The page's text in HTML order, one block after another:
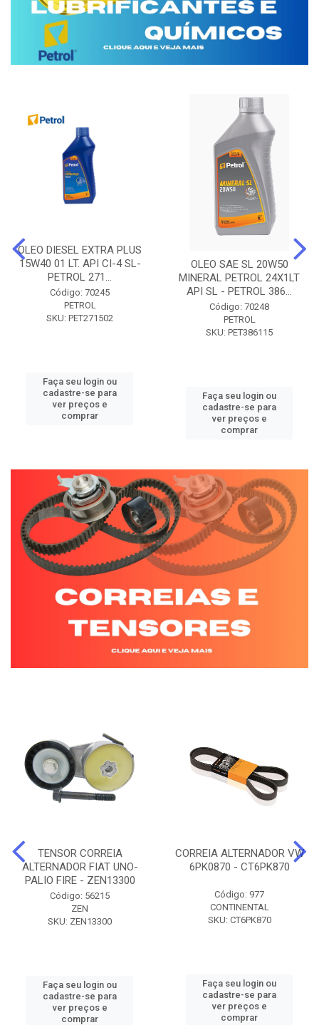
OLEO DIESEL EXTRA PLUS
15W40 01 LT. API CI-4 SL-
PETROL 271...
Código: 70245
PETROL
SKU: PET271502
Faça seu login ou
cadastre-se para
ver preços e
comprar
OLEO SAE SL 20W50
MINERAL PETROL 24X1LT
API SL - PETROL 386...
Código: 70248
PETROL
SKU: PET386115
Faça seu login ou
cadastre-se para
ver preços e
comprar
TENSOR CORREIA
ALTERNADOR FIAT UNO-
PALIO FIRE - ZEN13300
Código: 56215
ZEN
SKU: ZEN13300
Faça seu login ou
cadastre-se para
ver preços e
comprar
CORREIA ALTERNADOR VW
6PK0870 - CT6PK870
Código: 977
CONTINENTAL
SKU: CT6PK870
Faça seu login ou
cadastre-se para
ver preços e
comprar